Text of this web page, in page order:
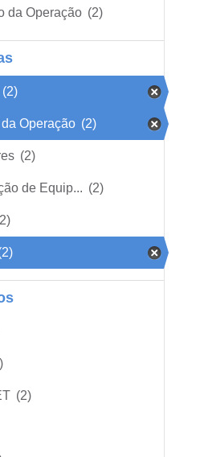
da Operação (2)
(2)
Operação (2)
(2)
de Equip... (2)
(2)